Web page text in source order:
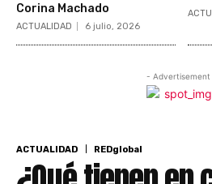
Corina Machado
ACTUALIDAD 6 julio, 2026
- Advertisement